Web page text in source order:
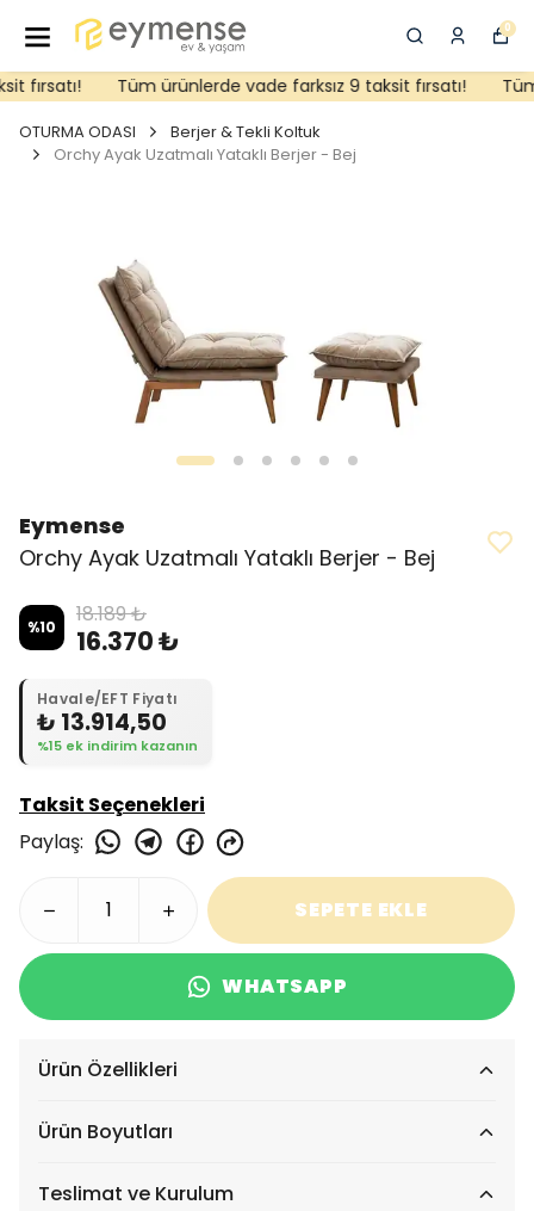
0
fırsatı! Tüm ürünlerde vade farksız 9 taksit fırsatı!
OTURMA ODASI
Berjer & Tekli Koltuk
Orchy Ayak Uzatmalı Yataklı Berjer - Bej
Eymense
Orchy Ayak Uzatmalı Yataklı Berjer - Bej
%10 18.189 ₺
16.370 ₺
Havale/EFT Fiyatı
₺ 13.914,50
%15 ek indirim kazanın
Taksit Seçenekleri
Paylaş:
SEPETE EKLE
WHATSAPP
Ürün Özellikleri
Ürün Boyutları
Teslimat ve Kurulum